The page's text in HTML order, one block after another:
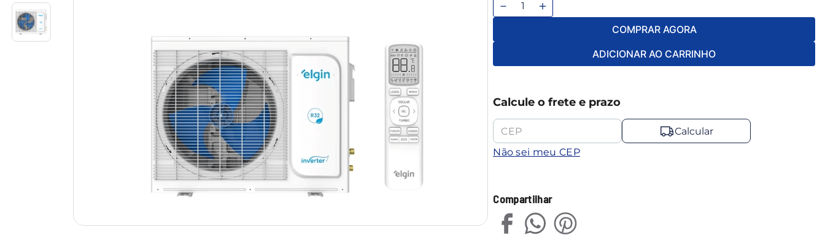
＋
－
COMPRAR AGORA
ADICIONAR AO CARRINHO
Calcule o frete e prazo
Calcular
Não sei meu CEP
Compartilhar